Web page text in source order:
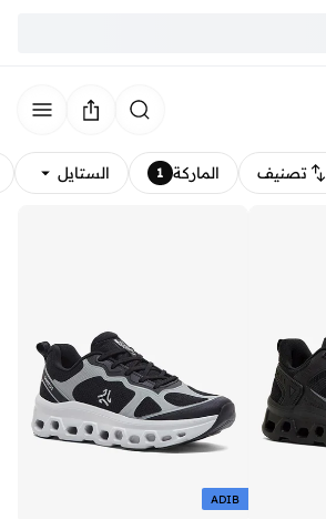
تصنيف الماركة 1 الستايل
ADIB